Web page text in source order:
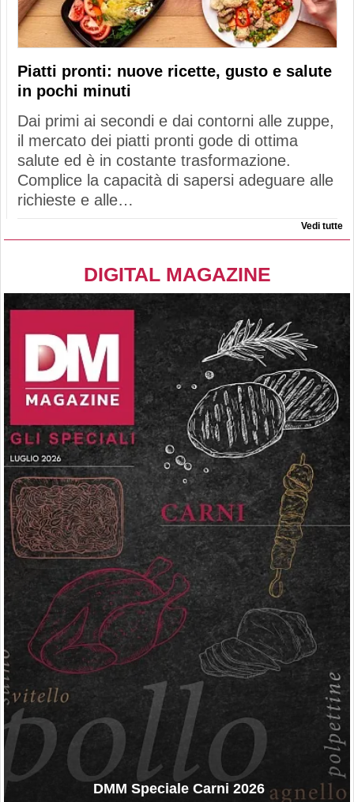
Piatti pronti: nuove ricette, gusto e salute
in pochi minuti
Dai primi ai secondi e dai contorni alle zuppe,
il mercato dei piatti pronti gode di ottima
salute ed è in costante trasformazione.
Complice la capacità di sapersi adeguare alle
richieste e alle…
Vedi tutte
DIGITAL MAGAZINE
DMM Speciale Carni 2026